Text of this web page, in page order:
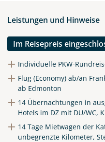
Entdecken Sie
Facebook
Leistungen und Hinweise
Im Reisepreis
Individuelle PKW-
Flug (Economy) ab/an
ab Edmonton
14 Übernachtungen in
Hotels im DZ mit DU/WC,
14 Tage Mietwagen der
unbegrenzte Kilometer,